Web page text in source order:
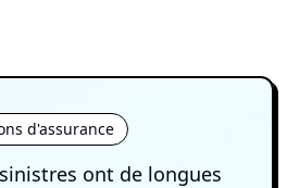
d'assurance
ont de longues